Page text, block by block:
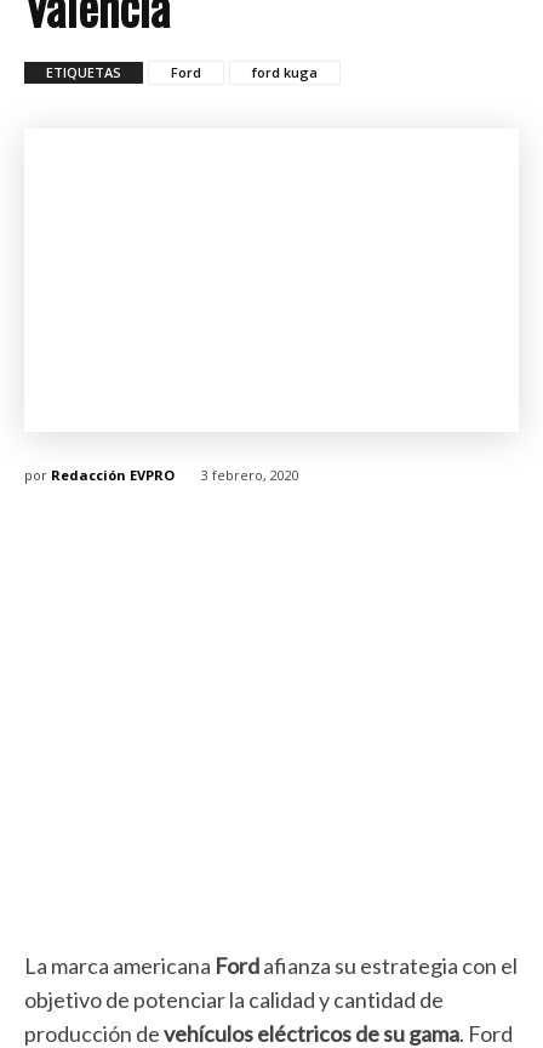
ETIQUETAS Ford ford kuga
por Redacción EVPRO 3 febrero, 2020
La marca americana Fordafianza su estrategia con el
objetivo de potenciar la calidad y cantidad de
producción devehículos eléctricos de su gama. Ford